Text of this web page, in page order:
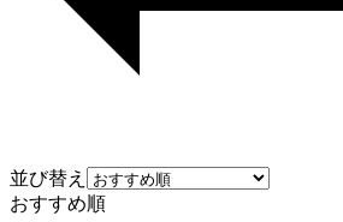
並び替え
おすすめ順